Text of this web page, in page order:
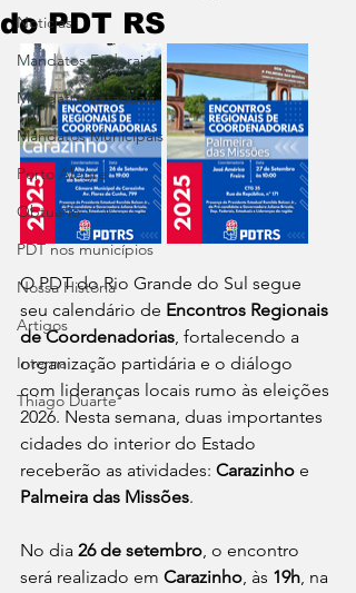
Noticias
Mandatos Federais
Mandatos Estaduais
Mandatos Municipais
Porto Alegre
Obtuário
PDT nos municípios
Nossa História
Artigos
Interna
Thiago Duarte
do PDT RS
O PDT do Rio Grande do Sul segue
seu calendário de Encontros Regionais
de Coordenadorias, fortalecendo a
organização partidária e o diálogo
com lideranças locais rumo às eleições
2026. Nesta semana, duas importantes
cidades do interior do Estado
receberão as atividades: Carazinho e
Palmeira das Missões.
No dia 26 de setembro, o encontro
será realizado em Carazinho, às 19h, na